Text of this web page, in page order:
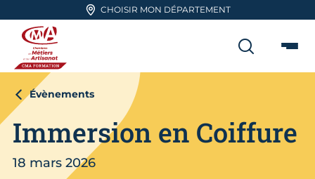
Aller en haut de pageCHOISIR MON DÉPARTEMENT
CMA FORMATION
Évènements
Immersion en Coiffure
18 mars 2026